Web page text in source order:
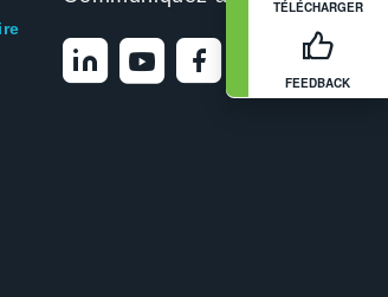
TÉLÉCHARGER
FEEDBACK